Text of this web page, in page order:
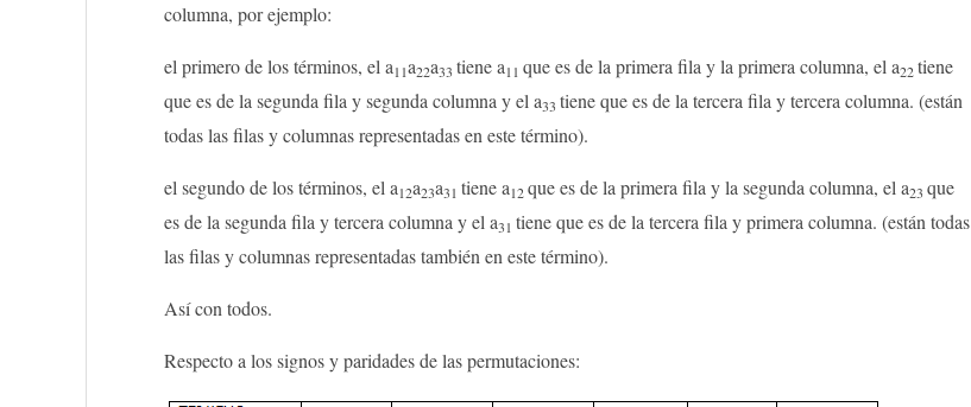
columna, por ejemplo:
el primero de los términos, el a11a22a33 tiene a11 que es de la primera fila y la primera columna, el a22tiene
que es de la segunda fila y segunda columna y el a33 tiene que es de la tercera fila y tercera columna. (están
todas las filas y columnas representadas en este término).
el segundo de los términos, el a12a23a31 tiene a12que es de la primera fila y la segunda columna, el a23 que
es de la segunda fila y tercera columna y el a31 tiene que es de la tercera fila y primera columna. (están todas
las filas y columnas representadas también en este término).
Así con todos.
Respecto a los signos y paridades de las permutaciones: